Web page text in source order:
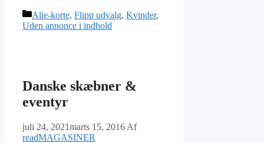
Kategorier
Alle-korte, Flipp udvalg, Kvinder,
Uden annonce i indhold
Danske skæbner &
eventyr
juli 24, 2021marts 15, 2016 Af
readMAGASINER